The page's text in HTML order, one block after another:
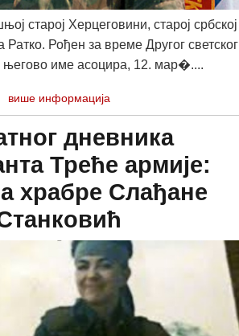
старој Херцеговини, старој србској
Ратко. Рођен за време Другог светског
његово име асоцира, 12. мар�....
више информација
дневника
Треће армије:
храбре Слађане